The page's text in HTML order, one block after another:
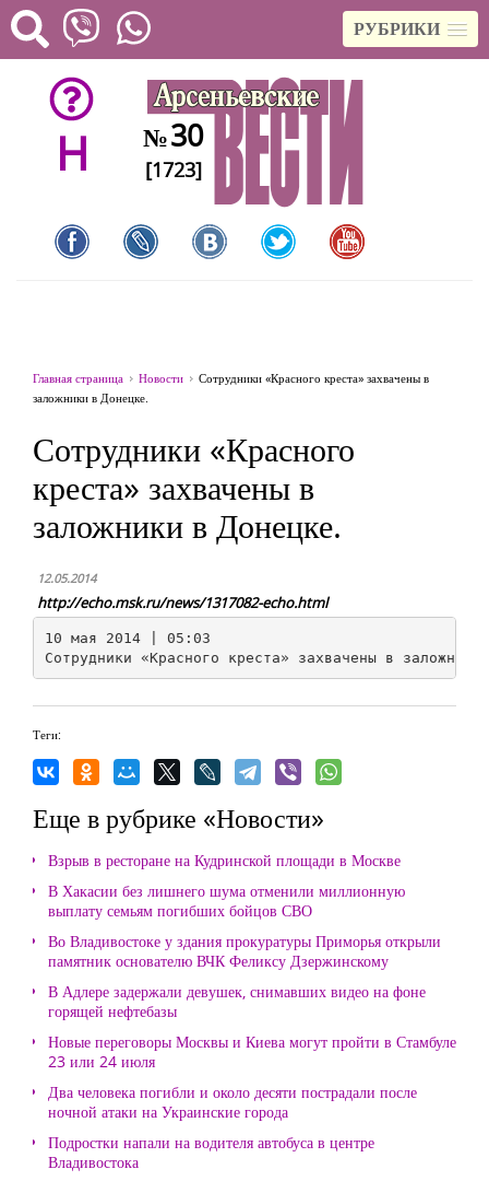
РУБРИКИ
H №30
[1723]
Главная страница Новости
Сотрудники «Красного креста» захвачены в
заложники в Донецке.
Сотрудники «Красного
креста» захвачены в
заложники в Донецке.
12.05.2014
http://echo.msk.ru/news/1317082-echo.html
10 мая 2014 | 05:03
Теги:
Еще в рубрике «Новости»
Взрыв в ресторане на Кудринской площади в Москве
В Хакасии без лишнего шума отменили миллионную
выплату семьям погибших бойцов СВО
Во Владивостоке у здания прокуратуры Приморья открыли
памятник основателю ВЧК Феликсу Дзержинскому
В Адлере задержали девушек, снимавших видео на фоне
горящей нефтебазы
Новые переговоры Москвы и Киева могут пройти в Стамбуле
23 или 24 июля
Два человека погибли и около десяти пострадали после
ночной атаки на Украинские города
Подростки напали на водителя автобуса в центре
Владивостока